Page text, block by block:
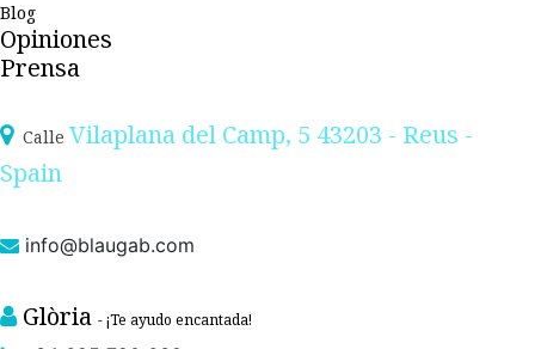
Blog
Opiniones
Prensa
Calle Vilaplana del Camp, 5 43203 - Reus -
Spain
info@blaugab.com
Glòria - ¡Te ayudo encantada!